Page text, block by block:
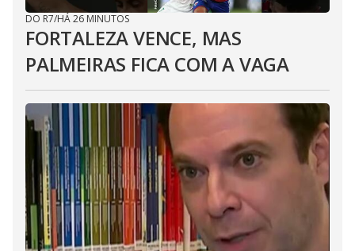
DO R7/HÁ 26 MINUTOS
FORTALEZA VENCE, MAS
PALMEIRAS FICA COM A VAGA